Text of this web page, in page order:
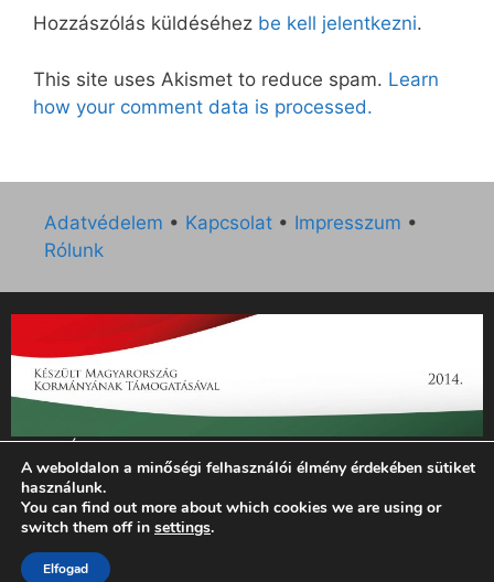
Hozzászólás küldéséhez be kell jelentkezni.
This site uses Akismet to reduce spam. Learn
how your comment data is processed.
Adatvédelem • Kapcsolat • Impresszum •
Rólunk
„Az Új Ember katolikus hetilap 2014. évi működésének
támogatását az EGYH-KCP-14-P-0121 sz. támogatási
szerződés keretében 3 000 000 Ft összegben támogatta az
Emberi Erőforrások Minisztériuma.”
© 2026 Magyar Kurír - Új Ember
A weboldalon a minőségi felhasználói élmény érdekében sütiket
használunk.
You can find out more about which cookies we are using or
switch them off in settings.
Elfogad